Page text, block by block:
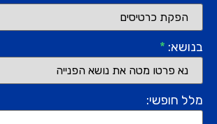
בנושא: *
מלל חופשי: